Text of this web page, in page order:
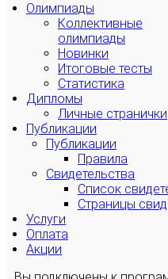
Олимпиады
Коллективные
олимпиады
Новинки
Итоговые тесты
Статистика
Дипломы
Личные странички
Публикации
Публикации
Правила
Свидетельства
Список
Страницы
Услуги
Оплата
Акции